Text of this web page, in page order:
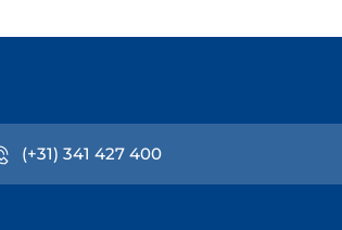
(+31) 341 427 400